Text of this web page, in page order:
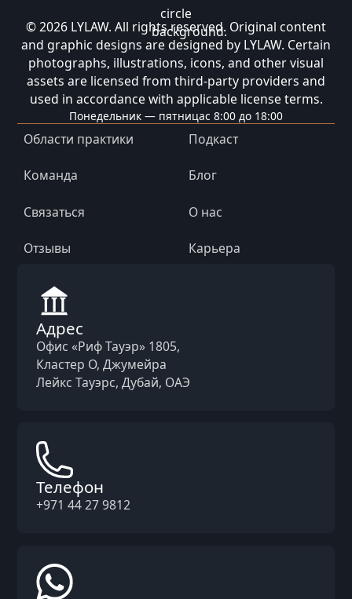
© 2026 LYLAW. All rights reserved. Original content
and graphic designs are designed by LYLAW. Certain
photographs, illustrations, icons, and other visual
assets are licensed from third-party providers and
used in accordance with applicable license terms.
Понедельник — пятницас 8:00 до 18:00
Области практики Подкаст
Команда Блог
Связаться О нас
Отзывы Карьера
Адрес
Офис «Риф Тауэр» 1805,
Кластер O, Джумейра
Лейкс Тауэрс, Дубай, ОАЭ
Телефон
+971 44 27 9812